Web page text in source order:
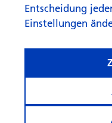
Entscheidung
Einstellungen